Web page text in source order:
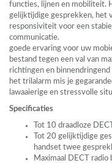
functies, lijnen en mobiliteit.
gelijktijdige gesprekken, het
responsiviteit voor een
communicatie.
goede ervaring voor uw
bestand tegen een val van
richtingen en
het trilalarm mis je
lawaaierige en stressvolle
Specificaties
Tot 10 draadloze DECT
Tot 20 gelijktijdige
handset twee
Maximaal
DECT
radio